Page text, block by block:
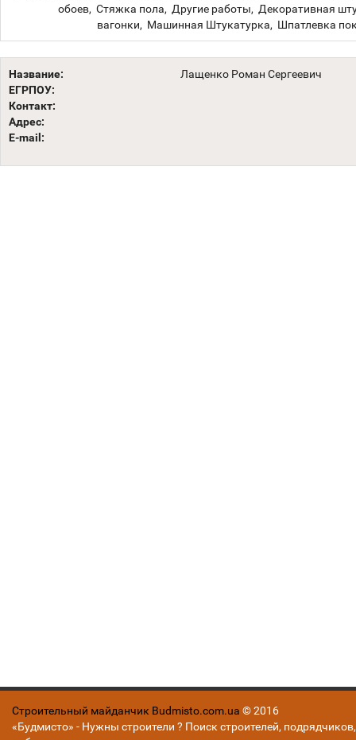
обоев, Стяжка пола, Другие работы, Декоративная
вагонки, Машинная Штукатурка, Шпатлевка
Название:
Лащенко Роман Сергеевич
ЕГРПОУ:
Контакт:
Адрес:
E-mail:
Строительный майданчик Budmisto.com.ua © 2016
«Будмисто» - Нужны строители ? Поиск строителей, подрядчиков,